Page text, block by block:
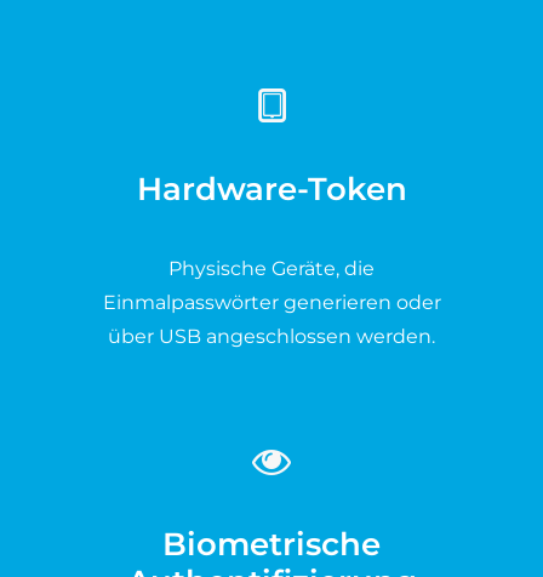
Hardware-Token
Physische Geräte, die
Einmalpasswörter generieren oder
über USB angeschlossen werden.
Biometrische